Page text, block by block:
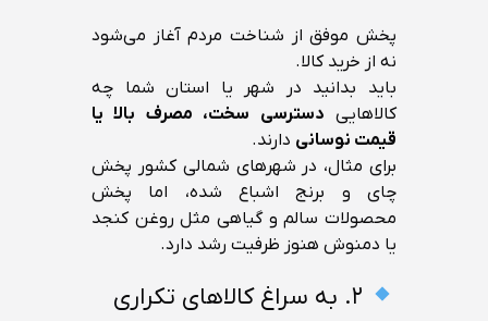
پخش موفق از شناخت مردم آغاز می‌شود
نه از خرید کالا.
باید بدانید در شهر یا استان شما چه
کالاهایی دسترسی سخت، مصرف بالا یا
قیمت نوسانی دارند.
برای مثال، در شهرهای شمالی کشور پخش
چای و برنج اشباع شده، اما پخش
محصولات سالم و گیاهی مثل روغن کنجد
یا دمنوش هنوز ظرفیت رشد دارد.
۲. به سراغ کالاهای تکراری